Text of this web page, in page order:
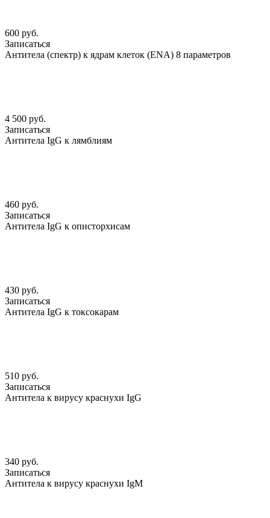
600 руб.
Записаться
Антитела (спектр) к ядрам клеток (ENА) 8 параметров
4 500 руб.
Записаться
Антитела IgG к лямблиям
460 руб.
Записаться
Антитела IgG к описторхисам
430 руб.
Записаться
Антитела IgG к токсокарам
510 руб.
Записаться
Антитела к вирусу краснухи IgG
340 руб.
Записаться
Антитела к вирусу краснухи IgМ